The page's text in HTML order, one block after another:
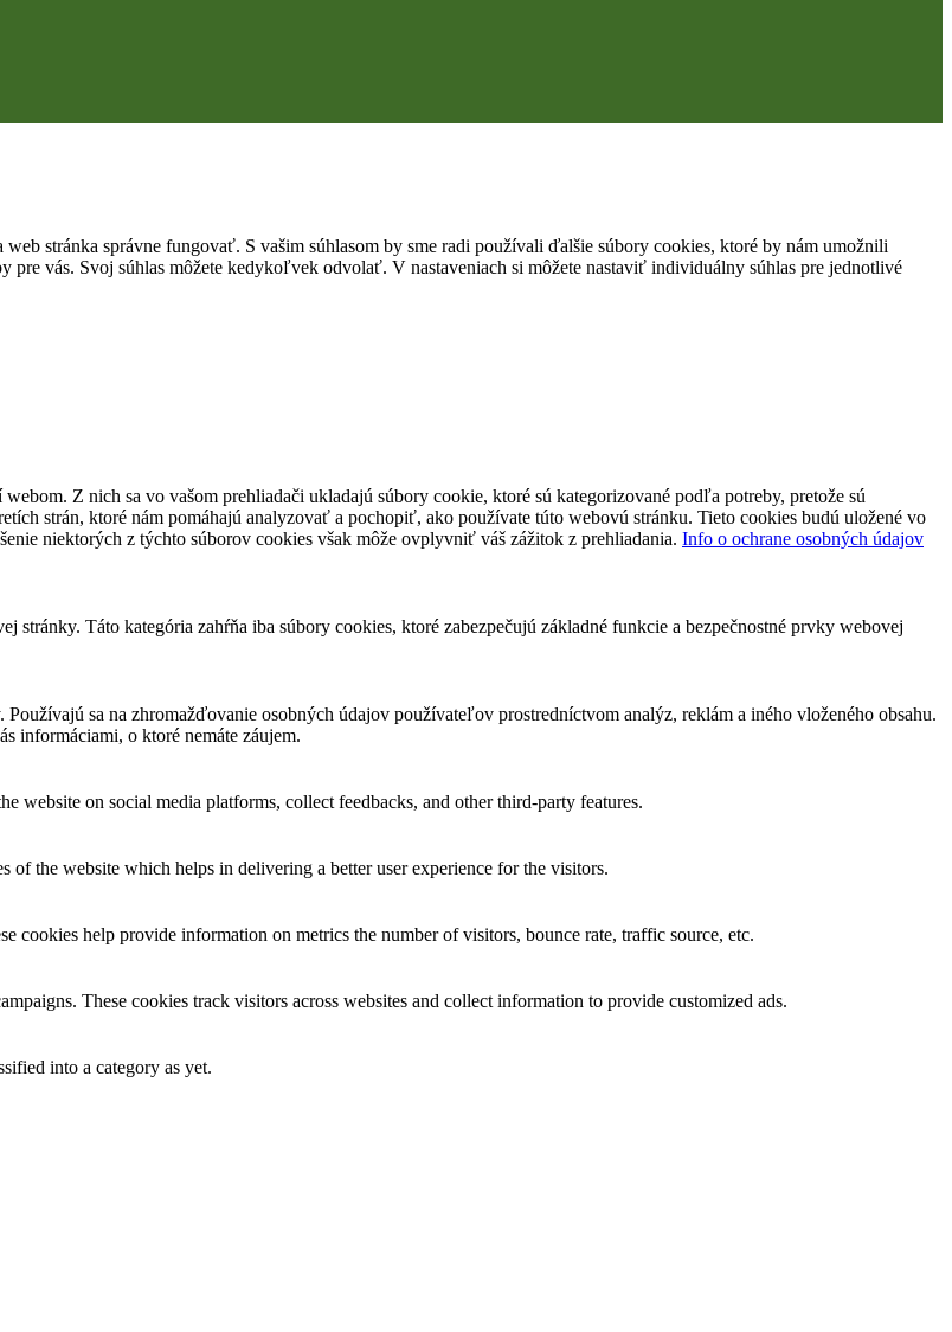
stránka správne fungovať. S vašim súhlasom by sme radi používali ďalšie súbory cookies, ktoré by nám umožnili
vás. Svoj súhlas môžete kedykoľvek odvolať. V nastaveniach si môžete nastaviť individuálny súhlas pre jednotlivé
Z nich sa vo vašom prehliadači ukladajú súbory cookie, ktoré sú kategorizované podľa potreby, pretože sú
strán, ktoré nám pomáhajú analyzovať a pochopiť, ako používate túto webovú stránku. Tieto cookies budú uložené vo
niektorých z týchto súborov cookies však môže ovplyvniť váš zážitok z prehliadania. Info o ochrane osobných údajov
stránky. Táto kategória zahŕňa iba súbory cookies, ktoré zabezpečujú základné funkcie a bezpečnostné prvky webovej
sa na zhromažďovanie osobných údajov používateľov prostredníctvom analýz, reklám a iného vloženého obsahu.
informáciami, o ktoré nemáte záujem.
website on social media platforms, collect feedbacks, and other third-party features.
of the website which helps in delivering a better user experience for the visitors.
cookies help provide information on metrics the number of visitors, bounce rate, traffic source, etc.
These cookies track visitors across websites and collect information to provide customized ads.
into a category as yet.